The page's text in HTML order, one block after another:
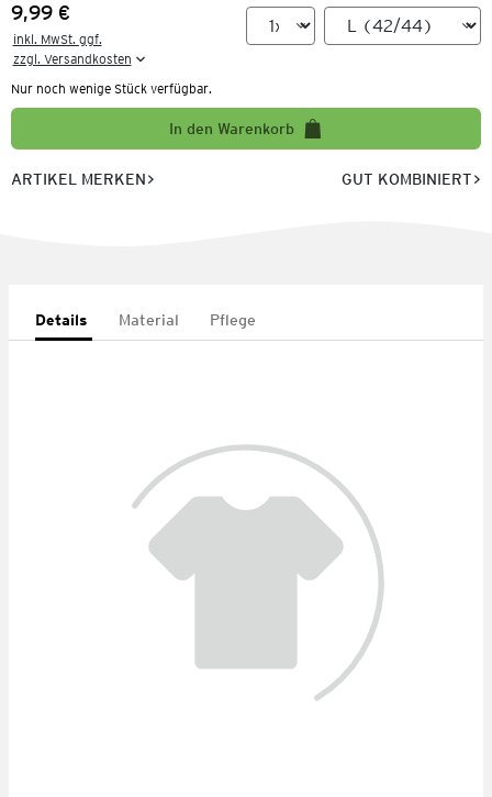
Preis:
9,99 €
inkl. MwSt. ggf.
zzgl. Versandkosten
Nur noch wenige Stück verfügbar.
In den Warenkorb
ARTIKEL MERKEN GUT KOMBINIERT
Details Material Pflege